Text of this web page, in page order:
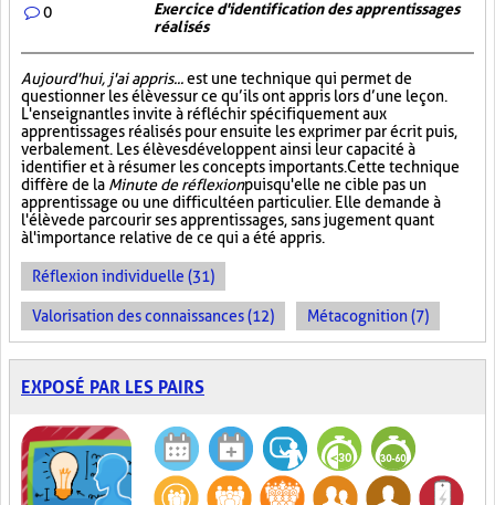
0
Exercice d'identification des apprentissages
réalisés
Aujourd'hui, j'ai appris...est une technique qui permet de
questionner les élèves sur ce qu’ils ont appris lors d’une leçon.
L'enseignant les invite à réfléchir spécifiquement aux
apprentissages réalisés pour ensuite les exprimer par écrit puis,
verbalement. Les élèves développent ainsi leur capacité à
identifier et à résumer les concepts importants. Cette technique
diffère de la Minute de réflexionpuisqu'elle ne cible pas un
apprentissage ou une difficulté en particulier. Elle demande à
l'élève de parcourir ses apprentissages, sans jugement quant
à l'importance relative de ce qui a été appris.
Réflexion individuelle (31)
Valorisation des connaissances (12) Métacognition (7)
EXPOSÉ PAR LES PAIRS